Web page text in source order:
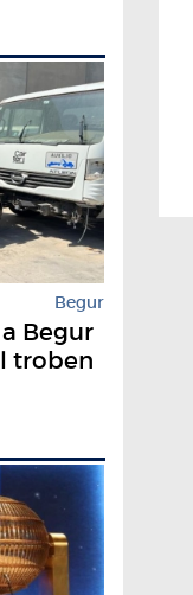
Begur
Begur
troben